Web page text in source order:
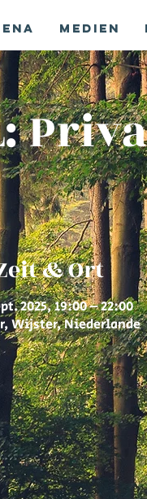
Medien
& Ort
2025, 19:00 – 22:00
Wijster, Niederlande